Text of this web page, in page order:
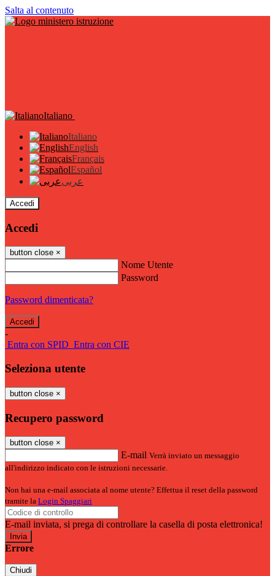
Salta al contenuto
Italiano
Italiano
English
Français
Español
عربى
Accedi
Accedi
button close ×
Nome Utente
Password
Password dimenticata?
-
Entra con SPID Entra con CIE
Seleziona utente
button close ×
Recupero password
button close ×
E-mail Verrà inviato un messaggio
all'indirizzo indicato con le istruzioni necessarie.
Non hai una e-mail associata al nome utente? Effettua il reset della password
tramite la Login Spaggiari
E-mail inviata, si prega di controllare la casella di posta elettronica!
Errore
Chiudi